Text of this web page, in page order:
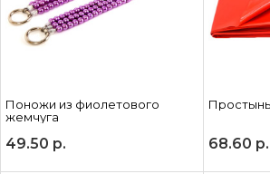
Поножи из фиолетового
жемчуга
49.50 р. 68.60 р.